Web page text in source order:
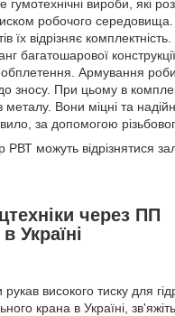
вироби, які
робочого
їх відрізняє
багатошарової
Армування
зносу. При цьому в
металу. Вони міцні та
за допомогою
РВТ можуть відрізнятися
через ПП
Україні
високого тиску для
крана в Україні,